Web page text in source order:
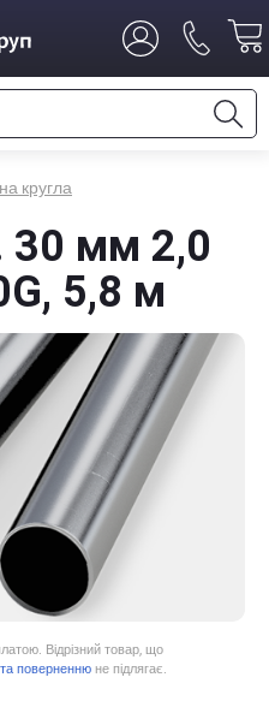
кругла
30 мм 2,0
5,8 м
Відрізний товар, що
поверненнюне підлягає.